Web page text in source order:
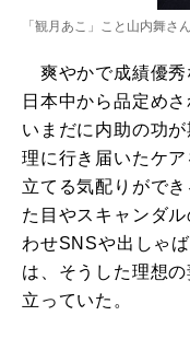
「観月あこ」こと山内舞さ
爽やかで成績優秀
日本中から品定め
いまだに内助の功
理に行き届いたケ
立てる気配りがで
た目やスキャンダ
わせSNSや出しゃ
は、そうした理想
立っていた。